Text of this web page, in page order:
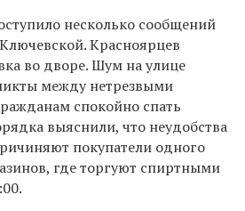
несколько сообщений
Красноярцев
во дворе. Шум на улице
между нетрезвыми
спокойно спать
выяснили, что неудобства
покупатели одного
где торгуют спиртными